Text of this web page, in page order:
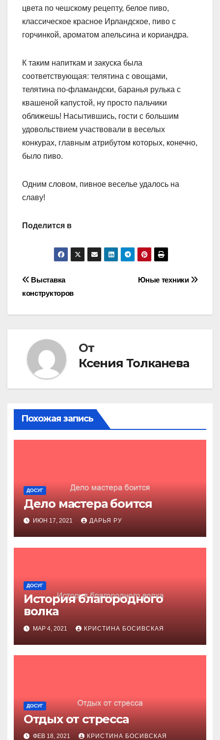
цвета по чешскому рецепту, белое пиво,
классическое красное Ирландское, пиво с
горчинкой, ароматом апельсина и кориандра.
К таким напиткам и закуска была
соответствующая: телятина с овощами,
телятина по-фламандски, баранья рулька с
квашеной капустой, ну просто пальчики
оближешь! Насытившись, гости с большим
удовольствием участвовали в веселых
конкурах, главным атрибутом которых, конечно,
было пиво.
Одним словом, пивное веселье удалось на
славу!
Поделится в
Навигация
Юные техники
Выставка
конструкторов
От
Ксения Толканева
Похожая запись
ДОСУГ
Дело мастера боится
ИЮН 17, 2021 ДАРЬЯ РУ
ДОСУГ
История благородного
волка
МАР 4, 2021 КРИСТИНА БОСИВСКАЯ
ДОСУГ
Отдых от стресса
ФЕВ 18, 2021 КРИСТИНА БОСИВСКАЯ